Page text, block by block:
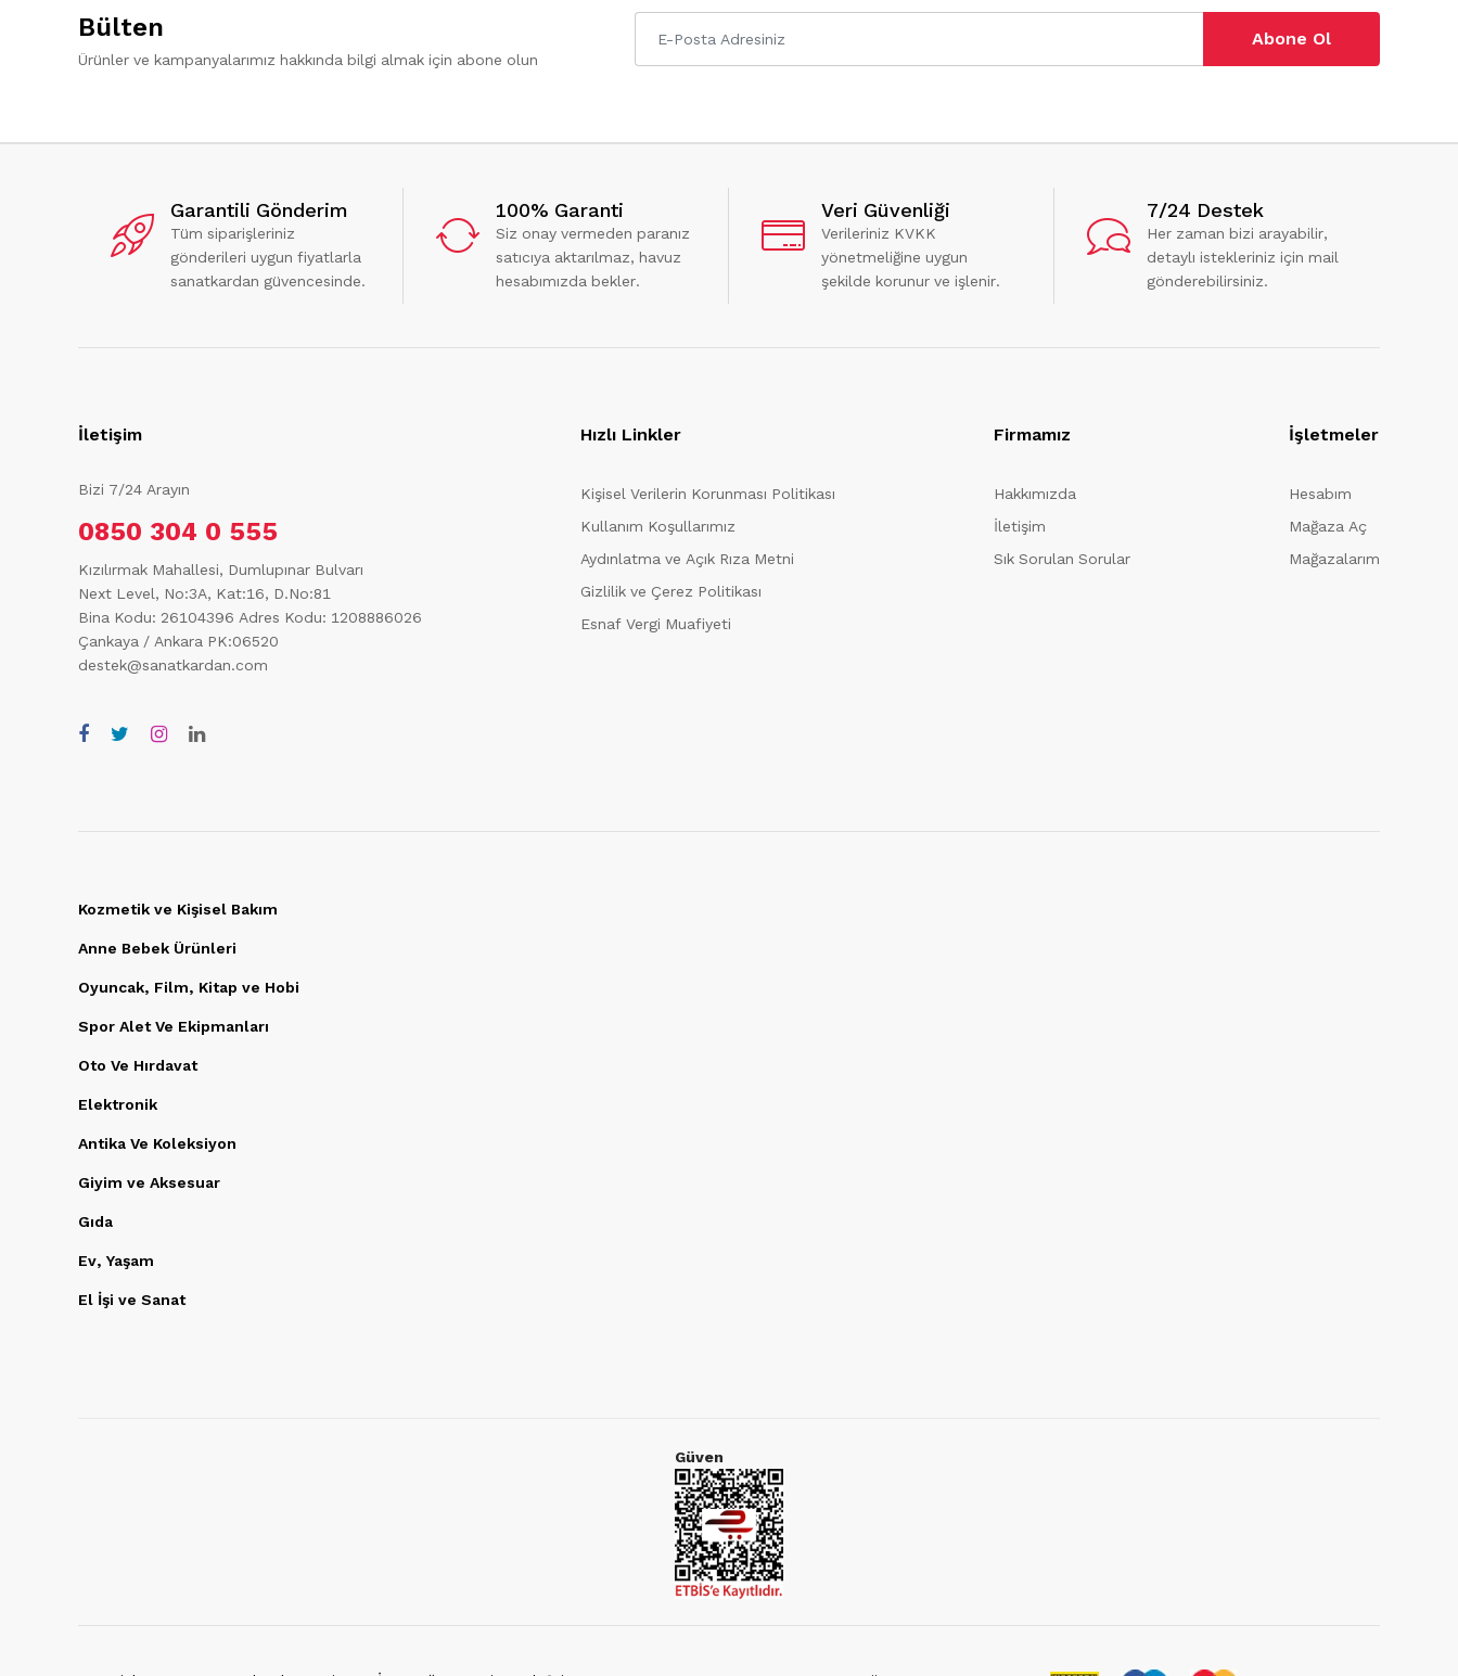
Bülten
Ürünler ve kampanyalarımız hakkında bilgi almak için abone olun
Abone Ol
Garantili Gönderim
Tüm siparişleriniz
gönderileri uygun fiyatlarla
sanatkardan güvencesinde.
100% Garanti
Siz onay vermeden paranız
satıcıya aktarılmaz, havuz
hesabımızda bekler.
Veri Güvenliği
Verileriniz KVKK
yönetmeliğine uygun
şekilde korunur ve işlenir.
7/24 Destek
Her zaman bizi arayabilir,
detaylı istekleriniz için mail
gönderebilirsiniz.
İletişim
Bizi 7/24 Arayın
0850 304 0 555
Kızılırmak Mahallesi, Dumlupınar Bulvarı
Next Level, No:3A, Kat:16, D.No:81
Bina Kodu: 26104396 Adres Kodu: 1208886026
Çankaya / Ankara PK:06520
destek@sanatkardan.com
Hızlı Linkler
Kişisel Verilerin Korunması Politikası
Kullanım Koşullarımız
Aydınlatma ve Açık Rıza Metni
Gizlilik ve Çerez Politikası
Esnaf Vergi Muafiyeti
Firmamız
Hakkımızda
İletişim
Sık Sorulan Sorular
İşletmeler
Hesabım
Mağaza Aç
Mağazalarım
Kozmetik ve Kişisel Bakım
Anne Bebek Ürünleri
Oyuncak, Film, Kitap ve Hobi
Spor Alet Ve Ekipmanları
Oto Ve Hırdavat
Elektronik
Antika Ve Koleksiyon
Giyim ve Aksesuar
Gıda
Ev, Yaşam
El İşi ve Sanat
Güven